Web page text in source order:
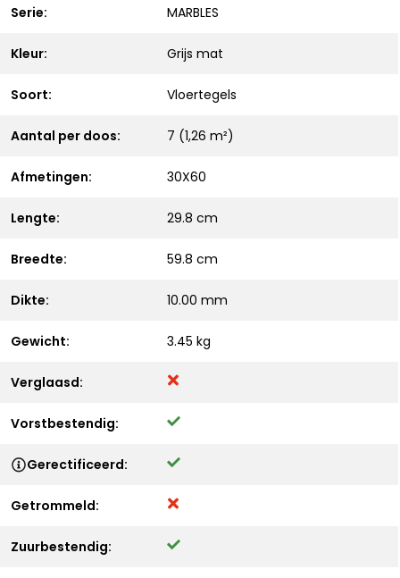
Serie: MARBLES
Kleur: Grijs mat
Soort: Vloertegels
Aantal per doos: 7 (1,26 m²)
Afmetingen: 30X60
Lengte: 29.8 cm
Breedte: 59.8 cm
Dikte: 10.00 mm
Gewicht: 3.45 kg
Verglaasd:
Vorstbestendig:
Gerectificeerd:
Getrommeld:
Zuurbestendig: